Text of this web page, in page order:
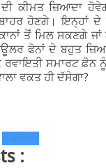
ਦੀ ਕੀਮਤ ਜ਼ਿਆਦਾ
ਹੋਣਗੇ। ਇਨ੍ਹਾਂ ਦੇ
ਤੋਂ ਮਿਲ ਸਕਣਗੇ ਜਾਂ
ਫੋਨਾਂ ਦੇ ਬਹੁਤ
ਸਮਾਰਟ ਫ਼ੋਨ
ਵਕਤ ਹੀ ਦੱਸੇਗਾ?
Twitter
: